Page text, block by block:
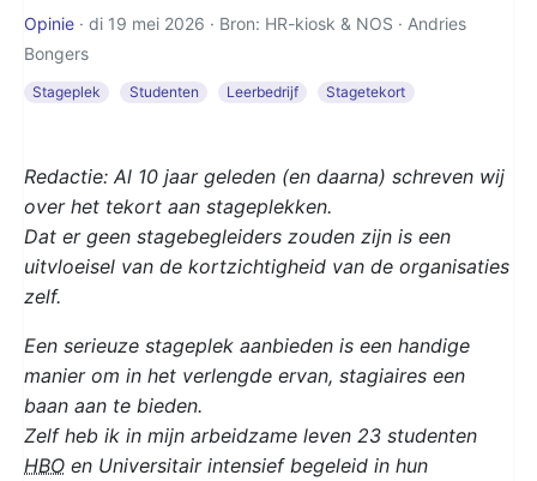
Opinie · di 19 mei 2026 · Bron: HR-kiosk & NOS · Andries
Bongers
Stageplek Studenten Leerbedrijf Stagetekort
Redactie: Al 10 jaar geleden (en daarna) schreven wij
over het tekort aan stageplekken.
Dat er geen stagebegleiders zouden zijn is een
uitvloeisel van de kortzichtigheid van de organisaties
zelf.
Een serieuze stageplek aanbieden is een handige
manier om in het verlengde ervan, stagiaires een
baan aan te bieden.
Zelf heb ik in mijn arbeidzame leven 23 studenten
HBO en Universitair intensief begeleid in hun